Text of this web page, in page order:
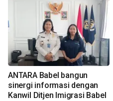
ANTARA Babel bangun
sinergi informasi dengan
Kanwil Ditjen Imigrasi Babel